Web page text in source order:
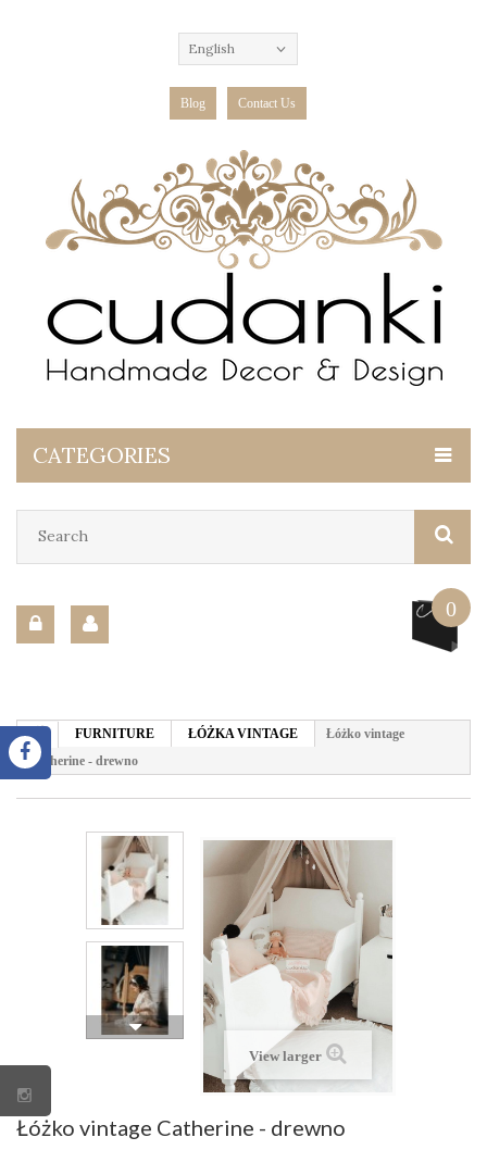
English
Blog Contact Us
CATEGORIES
0
FURNITURE ŁÓŻKA VINTAGE
Łóżko vintage
Catherine - drewno
View larger
Łóżko vintage Catherine - drewno